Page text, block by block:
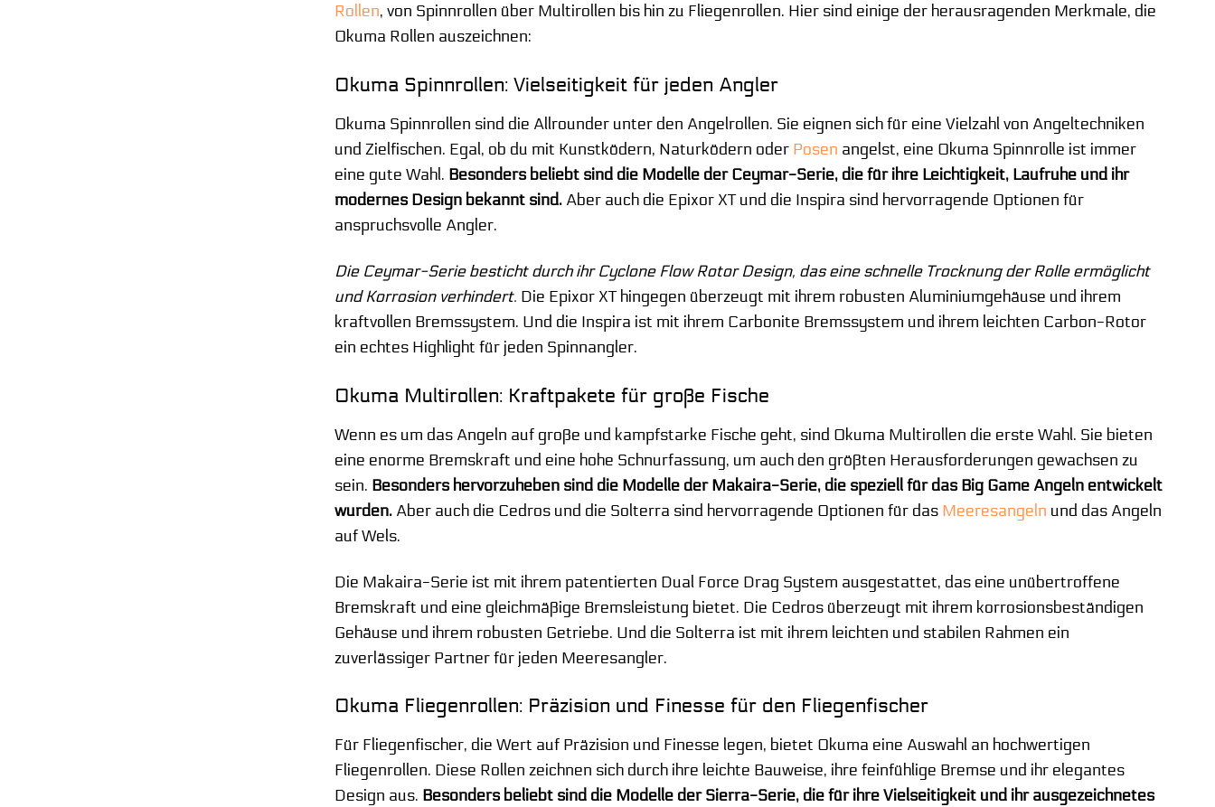
Rollen, von Spinnrollen über Multirollen bis hin zu Fliegenrollen. Hier sind einige der herausragenden Merkmale, die
Okuma Rollen auszeichnen:
Okuma Spinnrollen: Vielseitigkeit für jeden Angler
Okuma Spinnrollen sind die Allrounder unter den Angelrollen. Sie eignen sich für eine Vielzahl von Angeltechniken
und Zielfischen. Egal, ob du mit Kunstködern, Naturködern oder Posen angelst, eine Okuma Spinnrolle ist immer
eine gute Wahl. Besonders beliebt sind die Modelle der Ceymar-Serie, die für ihre Leichtigkeit, Laufruhe und ihr
modernes Design bekannt sind.Aber auch die Epixor XT und die Inspira sind hervorragende Optionen für
anspruchsvolle Angler.
Die Ceymar-Serie besticht durch ihr Cyclone Flow Rotor Design, das eine schnelle Trocknung der Rolle ermöglicht
und Korrosion verhindert. Die Epixor XT hingegen überzeugt mit ihrem robusten Aluminiumgehäuse und ihrem
kraftvollen Bremssystem. Und die Inspira ist mit ihrem Carbonite Bremssystem und ihrem leichten Carbon-Rotor
ein echtes Highlight für jeden Spinnangler.
Okuma Multirollen: Kraftpakete für große Fische
Wenn es um das Angeln auf große und kampfstarke Fische geht, sind Okuma Multirollen die erste Wahl. Sie bieten
eine enorme Bremskraft und eine hohe Schnurfassung, um auch den größten Herausforderungen gewachsen zu
sein. Besonders hervorzuheben sind die Modelle der Makaira-Serie, die speziell für das Big Game Angeln entwickelt
wurden.Aber auch die Cedros und die Solterra sind hervorragende Optionen für das Meeresangeln und das Angeln
auf Wels.
Die Makaira-Serie ist mit ihrem patentierten Dual Force Drag System ausgestattet, das eine unübertroffene
Bremskraft und eine gleichmäßige Bremsleistung bietet. Die Cedros überzeugt mit ihrem korrosionsbeständigen
Gehäuse und ihrem robusten Getriebe. Und die Solterra ist mit ihrem leichten und stabilen Rahmen ein
zuverlässiger Partner für jeden Meeresangler.
Okuma Fliegenrollen: Präzision und Finesse für den Fliegenfischer
Für Fliegenfischer, die Wert auf Präzision und Finesse legen, bietet Okuma eine Auswahl an hochwertigen
Fliegenrollen. Diese Rollen zeichnen sich durch ihre leichte Bauweise, ihre feinfühlige Bremse und ihr elegantes
Design aus. Besonders beliebt sind die Modelle der Sierra-Serie, die für ihre Vielseitigkeit und ihr ausgezeichnetes